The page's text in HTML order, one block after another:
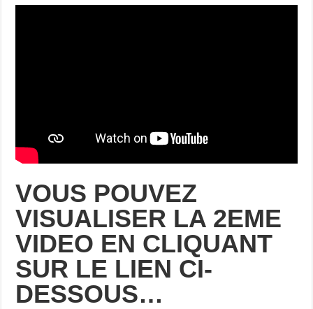
VOUS POUVEZ
VISUALISER LA 2EME
VIDEO EN CLIQUANT
SUR LE LIEN CI-
DESSOUS…